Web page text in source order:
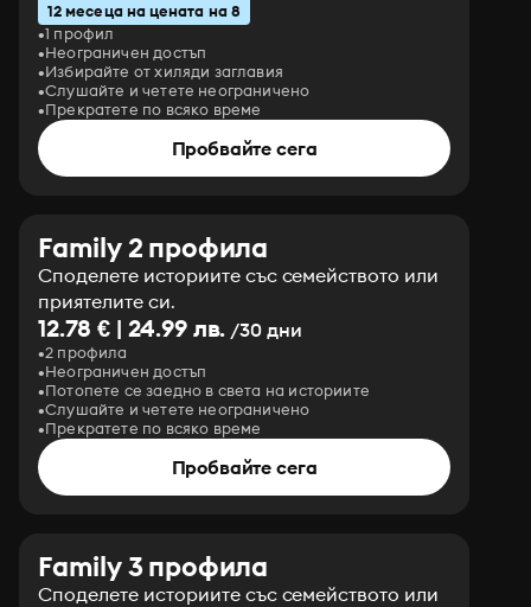
12 месеца на цената на 8
1 профил
Неограничен достъп
Избирайте от хиляди заглавия
Слушайте и четете неограничено
Прекратете по всяко време
Пробвайте сега
Family 2 профила
Споделете историите със семейството или
приятелите си.
12.78 € | 24.99 лв. /30 дни
2 профила
Неограничен достъп
Потопете се заедно в света на историите
Слушайте и четете неограничено
Прекратете по всяко време
Пробвайте сега
Family 3 профила
Споделете историите със семейството или